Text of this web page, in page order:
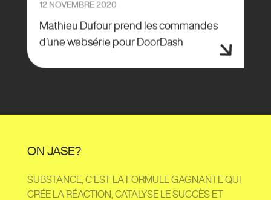
12 NOVEMBRE 2020
Mathieu Dufour prend les commandes
d’une websérie pour DoorDash
ON JASE?
SUBSTANCE, C’EST LA FORMULE GAGNANTE QUI
CRÉE LA RÉACTION, CATALYSE LE SUCCÈS ET